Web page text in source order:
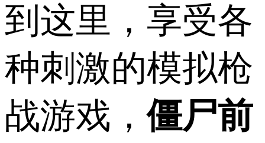
到这里，享受各
种刺激的模拟枪
战游戏，僵尸前